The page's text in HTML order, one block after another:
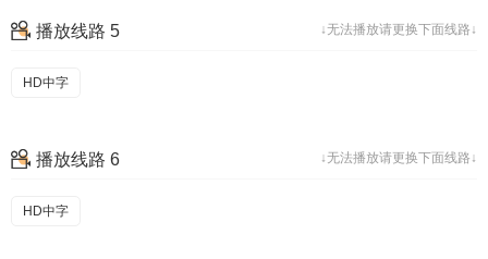
↓无法播放请更换下面线路↓
播放线路 5
HD中字
↓无法播放请更换下面线路↓
播放线路 6
HD中字